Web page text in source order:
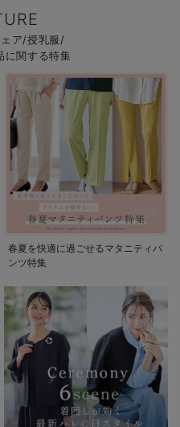
ア/授乳服/
に関する特集
春夏を快適に過ごせるマタニティパ
ンツ特集